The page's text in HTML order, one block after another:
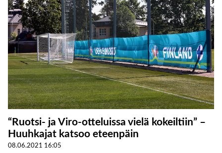
“Ruotsi- ja Viro-otteluissa vielä kokeiltiin” –
Huuhkajat katsoo eteenpäin
08.06.2021 16:05